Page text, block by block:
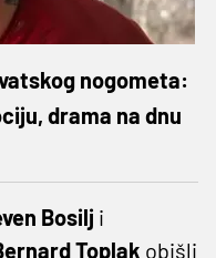
nogometa:
drama na dnu
Bosilj i
Toplak obišli